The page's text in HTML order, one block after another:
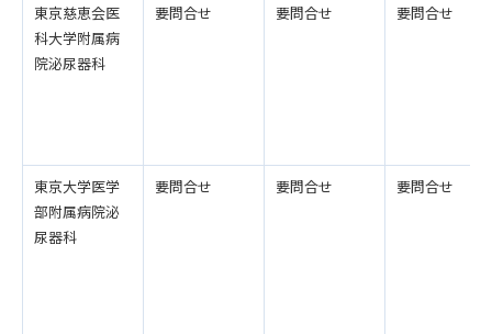
東京慈恵会医
科大学附属病
院泌尿器科
要問合せ 要問合せ 要問合せ
東京大学医学
部附属病院泌
尿器科
要問合せ 要問合せ 要問合せ